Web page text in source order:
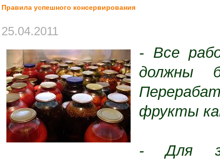
Правила успешного консервирования
25.04.2011
- Все
должны
фрукты
- Для